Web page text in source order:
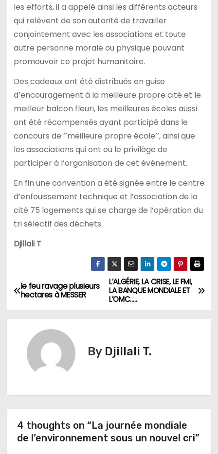
les efforts, il a appelé ainsi les différents acteurs
qui relèvent de son autorité de travailler
conjointement avec les associations et toute
autre personne morale ou physique pouvant
promouvoir ce projet humanitaire.
Des cadeaux ont été distribués en guise
d’encouragement à la meilleure propre cité et le
meilleur balcon fleuri, les meilleures écoles aussi
ont été récompensés ayant participé dans le
concours de ‘’meilleure propre école’’, ainsi que
les associations qui ont eu le privilège de
participer à l’organisation de cet événement.
En fin une convention a été signée entre le centre
d’enfouissement technique et l’association de la
cité 75 logements qui se charge de l’opération du
tri sélectif des déchets.
Djillali T
N
L’ALGÉRIE, LA CRISE, LE FMI,
LA BANQUE MONDIALE ET
L’OMC…..
le feu ravage plusieurs
hectares à MESSER
By Djillali T.
4 thoughts on “La journée mondiale
de l’environnement sous un nouvel cri”